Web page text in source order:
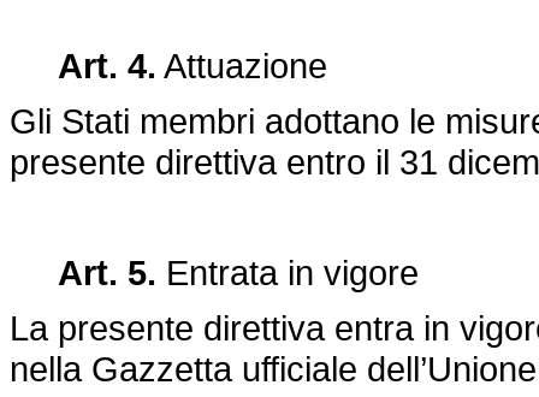
Art. 4. Attuazione
Gli Stati membri adottano le
presente direttiva entro il 31
Art. 5. Entrata in vigore
La presente direttiva entra in
nella Gazzetta ufficiale